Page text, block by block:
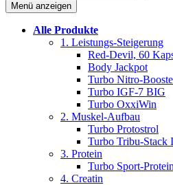
Menü anzeigen
Alle Produkte
1. Leistungs-Steigerung
Red-Devil, 60
Body Jackpot
Turbo Nitro-
Turbo IGF-7 BIG
Turbo OxxiWin
2. Muskel-Aufbau
Turbo Protostrol
Turbo Tribu-Stack
3. Protein
Turbo Sport-Protein
4. Creatin